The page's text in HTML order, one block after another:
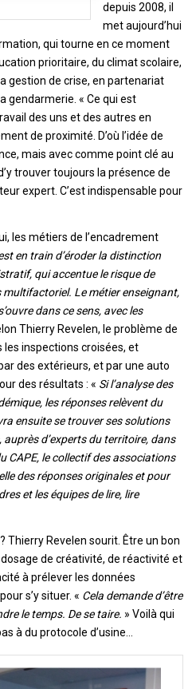
depuis 2008, il
met aujourd’hui
qui tourne en ce moment
prioritaire, du climat scolaire,
gestion de crise, en partenariat
gendarmerie. « Ce qui est
des uns et des autres en
de proximité. D’où l’idée de
mais avec comme point clé au
trouver toujours la présence de
expert. C’est indispensable pour
les métiers de l’encadrement
en train d’éroder la distinction
qui accentue le risque de
multifactoriel. Le métier enseignant,
dans ce sens, avec les
Thierry Revelen, le problème de
les inspections croisées, et
des extérieurs, et par une auto
des résultats : « Si l’analyse des
les réponses relèvent du
ensuite se trouver ses solutions
d’experts du territoire, dans
CAPE, le collectif des associations
des réponses originales et pour
et les équipes de lire, lire
Thierry Revelen sourit. Être un bon
de créativité, de réactivité et
à prélever les données
s’y situer. « Cela demande d’être
le temps. De se taire. » Voilà qui
à du protocole d’usine…